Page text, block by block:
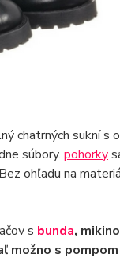
chatrných sukní
súbory. pohorky
ohľadu na
s bunda,
možno s pompom